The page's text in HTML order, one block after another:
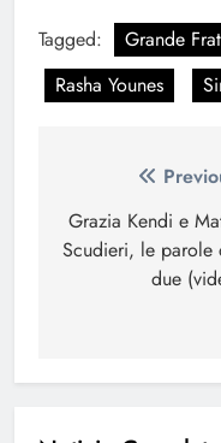
Tagged: Grande
Rasha Younes
articoli
Grazia Kendi e
Scudieri, le parole
due